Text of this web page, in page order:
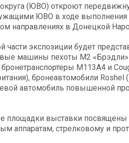
(ЮВО) откроют
ЮВО в ходе выполнения
направлениях в Донецкой
части экспозиции будет
машины пехоты М2
бронетранспортеры М113А4 и
бронеавтомобили
автомобиль повышенной
площадки выставки
аппаратам, стрелковому и